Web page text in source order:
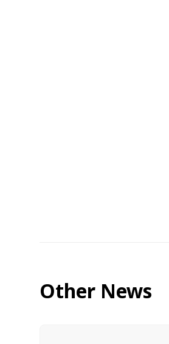
Other News